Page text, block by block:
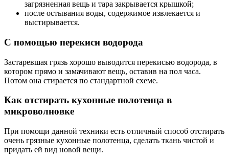
загрязненная вещь и тара закрывается крышкой;
после остывания воды, содержимое извлекается и
выстирывается.
С помощью перекиси водорода
Застаревшая грязь хорошо выводится перекисью водорода, в
котором прямо и замачивают вещь, оставив на пол часа.
Потом она стирается по стандартной схеме.
Как отстирать кухонные полотенца в
микроволновке
При помощи данной техники есть отличный способ отстирать
очень грязные кухонные полотенца, сделать ткань чистой и
придать ей вид новой вещи.